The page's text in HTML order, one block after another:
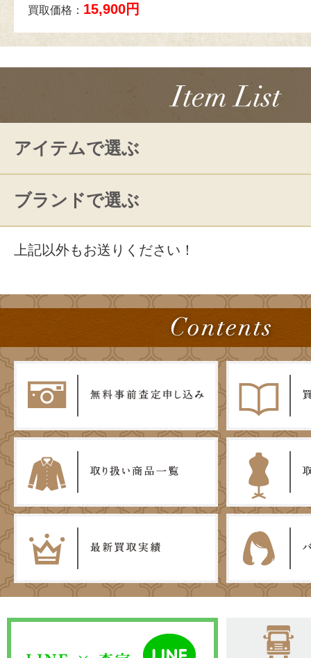
買取価格： 15,900円
アイテムで選ぶ
ブランドで選ぶ
上記以外もお送りください！